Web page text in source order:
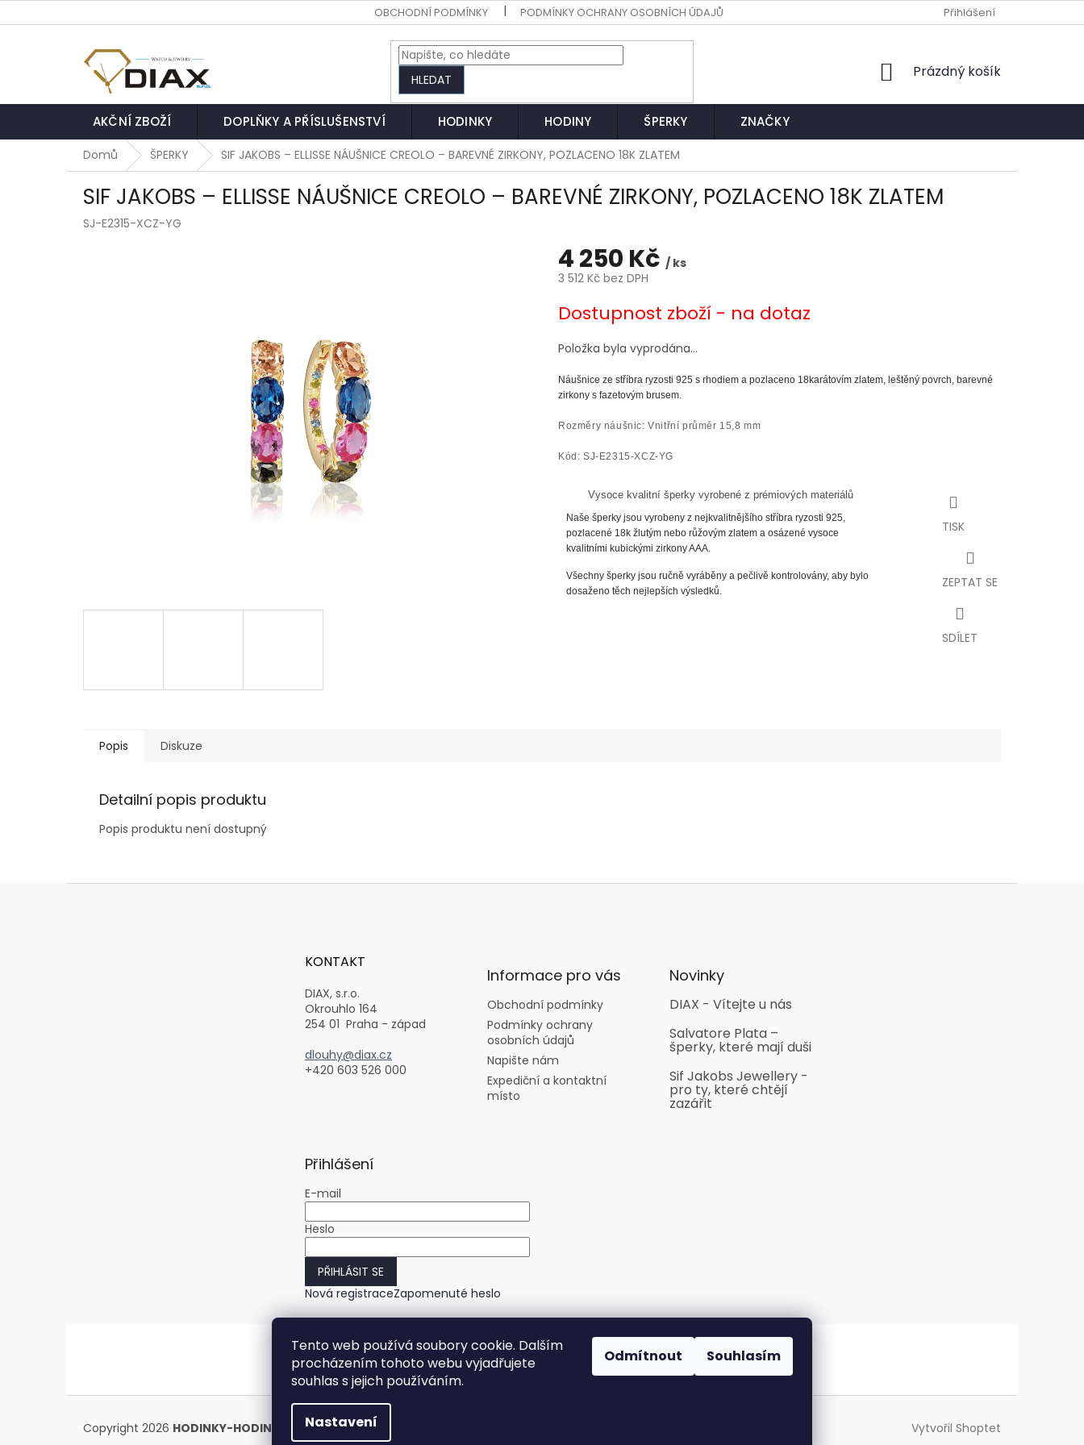
Tento web používá soubory cookie. Dalším
procházením tohoto webu vyjadřujete
souhlas s jejich používáním.
Nastavení
Odmítnout Souhlasím
na
OBCHODNÍ PODMÍNKY PODMÍNKY OCHRANY OSOBNÍCH ÚDAJŮ EXPEDIČNÍ A KONTAKTNÍ MÍSTO
Přihlášení
HLEDAT
NÁKUPNÍ
Prázdný košík
AKČNÍ ZBOŽÍ DOPLŇKY A PŘÍSLUŠENSTVÍ HODINKY HODINY ŠPERKY ZNAČKY
Domů ŠPERKY SIF JAKOBS – ELLISSE NÁUŠNICE CREOLO – BAREVNÉ ZIRKONY, POZLACENO 18K ZLATEM
SIF JAKOBS – ELLISSE NÁUŠNICE CREOLO – BAREVNÉ ZIRKONY, POZLACENO 18K ZLATEM
SJ-E2315-XCZ-YG
4 250 Kč / ks
3 512 Kč bez DPH
cena:
Dostupnost zboží - na dotaz
Položka byla vyprodána…
Náušnice ze stříbra ryzosti 925 s rhodiem a pozlaceno 18karátovím zlatem, leštěný povrch, barevné
zirkony s fazetovým brusem.
Rozměry náušnic: Vnitřní průměr 15,8 mm
Kód: SJ-E2315-XCZ-YG
Vysoce kvalitní šperky vyrobené z prémiových materiálů
Naše šperky jsou vyrobeny z nejkvalitnějšího stříbra ryzosti 925,
pozlacené 18k žlutým nebo růžovým zlatem a osázené vysoce
kvalitními kubickými zirkony AAA.
Všechny šperky jsou ručně vyráběny a pečlivě kontrolovány, aby bylo
dosaženo těch nejlepších výsledků.
TISK
ZEPTAT SE
SDÍLET
Popis Diskuze
Detailní popis produktu
Popis produktu není dostupný
KONTAKT
DIAX, s.r.o.
Okrouhlo 164
254 01 Praha - západ
dlouhy@diax.cz
+420 603 526 000
Informace pro vás
Obchodní podmínky
Podmínky ochrany
osobních údajů
Napište nám
Expediční a kontaktní
místo
Novinky
DIAX - Vítejte u nás
Salvatore Plata –
šperky, které mají duši
Sif Jakobs Jewellery -
pro ty, které chtějí
zazářit
Přihlášení
E-mail
Heslo
PŘIHLÁSIT SE
Nová registraceZapomenuté heslo
Vytvořil Shoptet
Copyright 2026 HODINKY-HODINY.cz . Všechna práva vyhrazena.